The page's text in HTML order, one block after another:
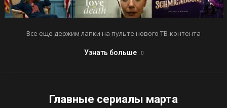
Все еще держим лапки на пульте нового ТВ-контента
Узнать больше
Главные сериалы марта